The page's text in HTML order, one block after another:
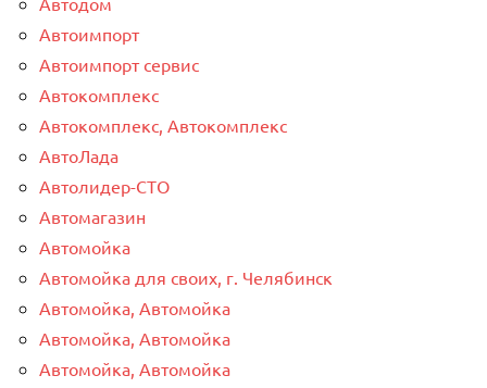
Автоимпорт
Автоимпорт сервис
Автокомплекс
Автокомплекс, Автокомплекс
АвтоЛада
Автолидер-СТО
Автомагазин
Автомойка
Автомойка для своих, г. Челябинск
Автомойка, Автомойка
Автомойка, Автомойка
Автомойка, Автомойка